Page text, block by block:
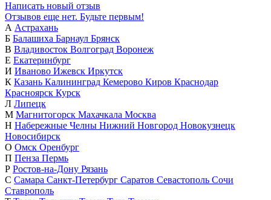
Написать новый отзыв
Отзывов еще нет. Будьте первым!
А Астрахань
Б Балашиха Барнаул Брянск
В Владивосток Волгоград Воронеж
Е Екатеринбург
И Иваново Ижевск Иркутск
К Казань Калининград Кемерово Киров Краснодар
Красноярск Курск
Л Липецк
М Магнитогорск Махачкала Москва
Н Набережные Челны Нижний Новгород Новокузнецк
Новосибирск
О Омск Оренбург
П Пенза Пермь
Р Ростов-на-Дону Рязань
С Самара Санкт-Петербург Саратов Севастополь Сочи
Ставрополь